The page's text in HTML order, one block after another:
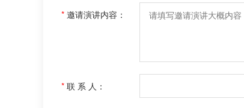
* 邀请演讲内容：
* 联 系 人：